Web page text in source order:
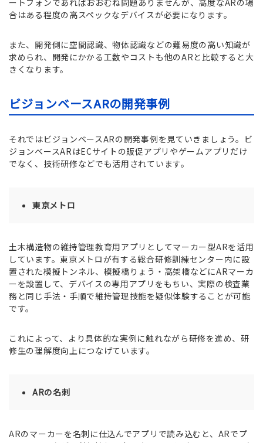
合はある程度の高スペックなデバイスが必要になります。
また、開発側に空間認識、物体認識などの難易度の高い知識が
求められ、開発にかかる工数やコストも他のARと比較すると大
きくなります。
ビジョンベースARの開発事例
それではビジョンベースARの開発事例を見ていきましょう。ビ
ジョンベースARはECサイトの販促アプリやゲームアプリだけ
でなく、技術研修などでも活用されています。
東京メトロ
土木構造物の維持管理教育用アプリとしてマーカー型ARを活用
しています。東京メトロが有する総合研修訓練センター内に設
置された模擬トンネル、模擬橋りょう・高架橋などにARマーカ
ーを設置して、デバイスの専用アプリをもちい、実際の検査業
務と同じ手法・手順で維持管理技能を疑似体験することが可能
です。
これによって、より具体的な実例に触れながら研修を進め、研
修生の理解度向上につなげています。
ARの名刺
ARのマーカーを名刺に仕込んでアプリで読み込むと、ARでプ